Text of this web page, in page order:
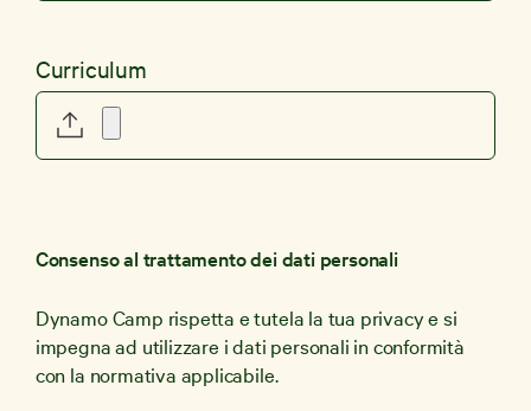
Curriculum
Consenso al trattamento dei dati personali
Dynamo Camp rispetta e tutela la tua privacy e si
impegna ad utilizzare i dati personali in conformità
con la normativa applicabile.